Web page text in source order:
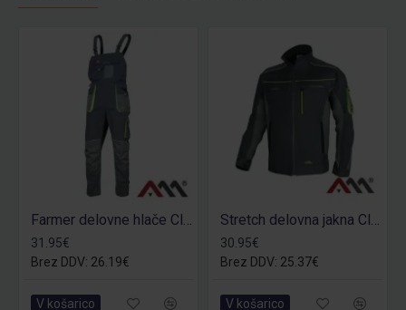
Farmer delovne hlače Classic Stretch
31.95€
Brez DDV: 26.19€
V košarico
Stretch delovna jakna Classic Stretch
30.95€
Brez DDV: 25.37€
V košarico